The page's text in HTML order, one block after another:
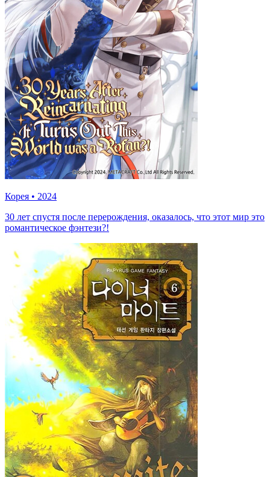
Корея • 2024
30 лет спустя после перерождения, оказалось, что этот мир это
романтическое фэнтези?!